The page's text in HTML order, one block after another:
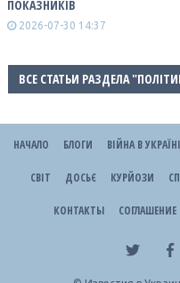
ПОКАЗНИКІВ
2026-07-30 14:37
ВСЕ СТАТЬИ РАЗДЕЛА
НАЧАЛО БЛОГИ ВІЙНА В УКРАЇНІ
СВІТ ДОСЬЄ КУРЙОЗИ
КОНТАКТЫ